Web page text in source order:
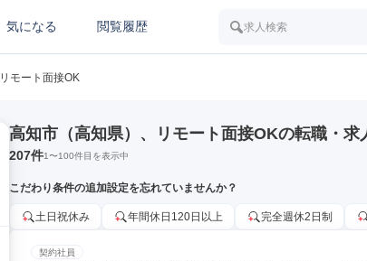
気になる 閲覧履歴 求人検索
リモート面接OK
高知市（高知県）、リモート面接OKの転職・求
207件1〜100件目を表示中
こだわり条件の追加設定を忘れていませんか？
土日祝休み 年間休日120日以上 完全週休2日制
契約社員